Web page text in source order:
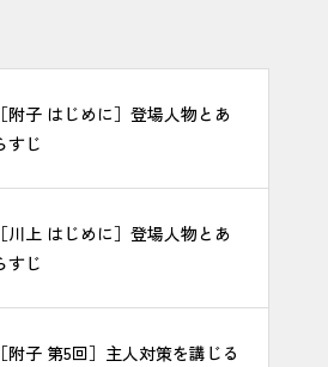
［附子 はじめに］登場人物とあ
すじ
［川上 はじめに］登場人物とあ
すじ
［附子 第5回］主人対策を講じる